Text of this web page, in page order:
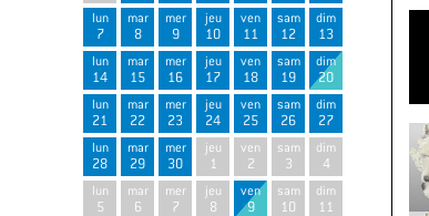
lun
7
mar
8
mer
9
jeu
10
ven
11
sam
12
dim
13
lun
14
mar
15
mer
16
jeu
17
ven
18
sam
19
dim
20
lun
21
mar
22
mer
23
jeu
24
ven
25
sam
26
dim
27
lun
28
mar
29
mer
30
jeu
1
ven
2
sam
3
dim
4
lun
5
mar
6
mer
7
jeu
8
ven
9
sam
10
dim
11